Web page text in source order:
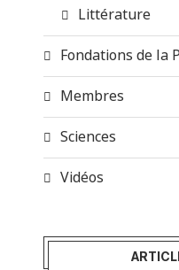
Littérature
Fondations de la
Membres
Sciences
Vidéos